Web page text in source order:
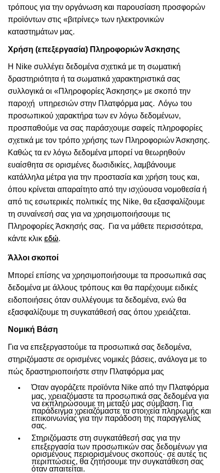
τρόπους για την οργάνωση και παρουσίαση προσφορών
προϊόντων στις «βιτρίνες» των ηλεκτρονικών
καταστημάτων μας.
Χρήση (επεξεργασία) Πληροφοριών Άσκησης
H Nike συλλέγει δεδομένα σχετικά με τη σωματική
δραστηριότητα ή τα σωματικά χαρακτηριστικά σας
συλλογικά οι «Πληροφορίες Άσκησης» με σκοπό την
παροχή υπηρεσιών στην Πλατφόρμα μας. Λόγω του
προσωπικού χαρακτήρα των εν λόγω δεδομένων,
προσπαθούμε να σας παράσχουμε σαφείς πληροφορίες
σχετικά με τον τρόπο χρήσης των Πληροφοριών Άσκησης.
Καθώς τα εν λόγω δεδομένα μπορεί να θεωρηθούν
ευαίσθητα σε ορισμένες δωσιδικίες, λαμβάνουμε
κατάλληλα μέτρα για την προστασία και χρήση τους και,
όπου κρίνεται απαραίτητο από την ισχύουσα νομοθεσία ή
από τις εσωτερικές πολιτικές της Nike, θα εξασφαλίζουμε
τη συναίνεσή σας για να χρησιμοποιήσουμε τις
Πληροφορίες Άσκησής σας.
Για να μάθετε περισσότερα,
κάντε κλικ εδώ.
Άλλοι σκοποί
Μπορεί επίσης να χρησιμοποιήσουμε τα προσωπικά σας
δεδομένα με άλλους τρόπους και θα παρέχουμε ειδικές
ειδοποιήσεις όταν συλλέγουμε τα δεδομένα, ενώ θα
εξασφαλίζουμε τη συγκατάθεσή σας όπου χρειάζεται.
Νομική Βάση
Για να επεξεργαστούμε τα προσωπικά σας δεδομένα,
στηριζόμαστε σε ορισμένες νομικές βάσεις, ανάλογα με το
πώς δραστηριοποιήστε στην Πλατφόρμα μας
Όταν αγοράζετε προϊόντα Nike από την Πλατφόρμα
μας, χρειαζόμαστε τα προσωπικά σας δεδομένα για
να εκπληρώσουμε τη μεταξύ μας σύμβαση. Για
παράδειγμα χρειαζόμαστε τα στοιχεία πληρωμής και
επικοινωνίας για την παράδοση της παραγγελίας
σας.
Στηριζόμαστε στη συγκατάθεσή σας για την
επεξεργασία των προσωπικών σας δεδομένων για
ορισμένους περιορισμένους σκοπούς· σε αυτές τις
περιπτώσεις, θα ζητήσουμε την συγκατάθεση σας
όταν απαιτείται.